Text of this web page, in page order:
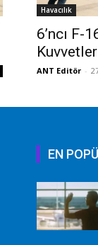
Havacılık
6’ncı F-
ANT Editör -
EN